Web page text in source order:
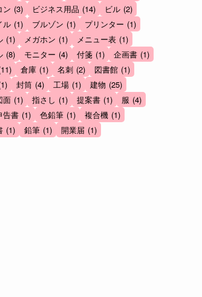
ン (3) ビジネス用品 (14) ビル (2)
ル (1) ブルゾン (1) プリンター (1)
(1) メガホン (1) メニュー表 (1)
(8) モニター (4) 付箋 (1) 企画書 (1)
倉庫 (1) 名刺 (2) 図書館 (1)
封筒 (4) 工場 (1) 建物 (25)
面 (1) 指さし (1) 提案書 (1) 服 (4)
告書 (1) 色鉛筆 (1) 複合機 (1)
(1) 鉛筆 (1) 開業届 (1)